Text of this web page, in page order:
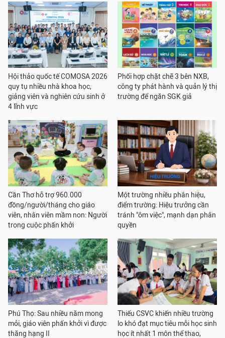
Hội thảo quốc tế COMOSA 2026
quy tụ nhiều nhà khoa học,
giảng viên và nghiên cứu sinh ở
4 lĩnh vực
Phối hợp chặt chẽ 3 bên NXB,
công ty phát hành và quản lý thị
trường để ngăn SGK giả
Cần Thơ hỗ trợ 960.000
đồng/người/tháng cho giáo
viên, nhân viên mầm non: Người
trong cuộc phấn khởi
Một trường nhiều phân hiệu,
điểm trường: Hiệu trưởng cần
tránh "ôm việc", mạnh dạn phân
quyền
Phú Thọ: Sau nhiều năm mong
mỏi, giáo viên phấn khởi vì được
thăng hạng II
Thiếu CSVC khiến nhiều trường
lo khó đạt mục tiêu mỗi học sinh
học ít nhất 1 môn thể thao,